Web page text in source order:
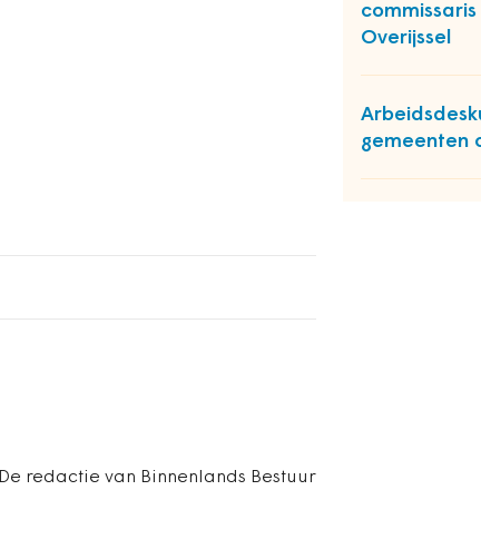
Overijssel
gemeenten
De redactie van Binnenlands Bestuur